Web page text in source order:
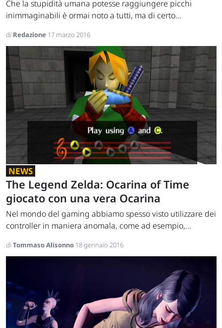
Che la stupidità umana potesse raggiungere picchi
inimmaginabili è ormai noto a tutti, ma di certo...
di Redazione 17 marzo 2016
NEWS
The Legend Zelda: Ocarina of Time
giocato con una vera Ocarina
Nel mondo del gaming abbiamo spesso visto utilizzare dei
controller in maniera anomala, come ad esempio,...
di Tommaso Alisonno 18 gennaio 2016